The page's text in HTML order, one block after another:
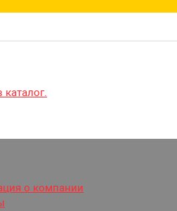
каталог.
о компании